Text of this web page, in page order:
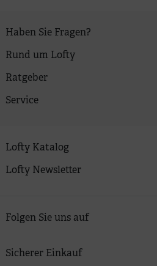
Haben Sie Fragen?
Rund um Lofty
Ratgeber
Service
Lofty Katalog
Lofty Newsletter
Folgen Sie uns auf
Sicherer Einkauf